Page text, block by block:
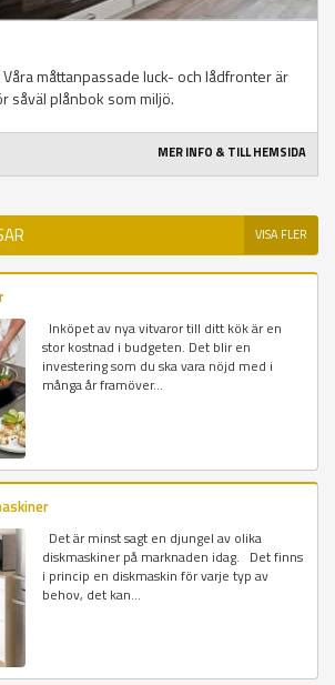
måttanpassade luck- och lådfronter är
såväl plånbok som miljö.
MER INFO & TILL HEMSIDA
VISA FLER
Inköpet av nya vitvaror till ditt kök är en
stor kostnad i budgeten. Det blir en
investering som du ska vara nöjd med i
många år framöver...
Det är minst sagt en djungel av olika
diskmaskiner på marknaden idag. Det finns
i princip en diskmaskin för varje typ av
behov, det kan...